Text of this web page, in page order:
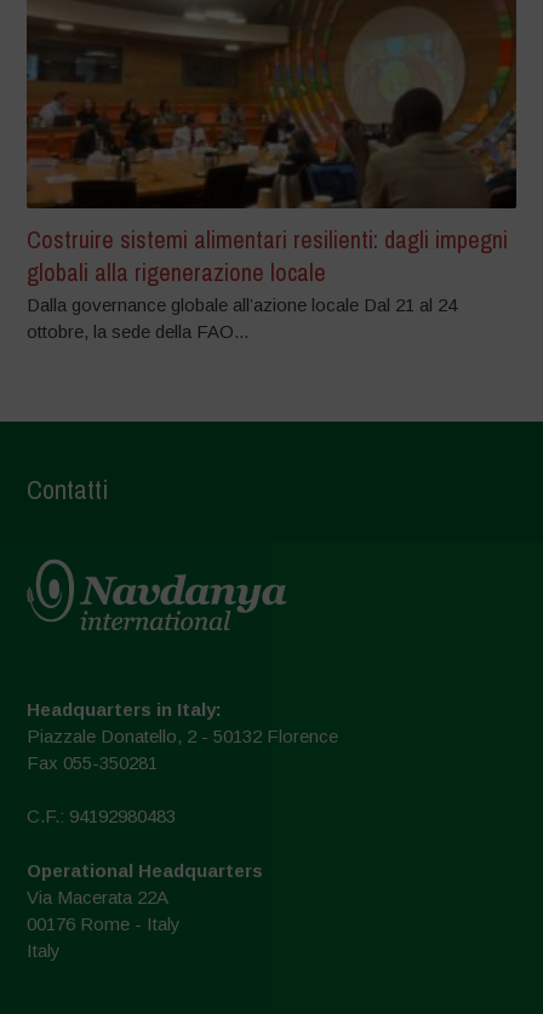
Costruire sistemi alimentari resilienti: dagli impegni
globali alla rigenerazione locale
Dalla governance globale all’azione locale Dal 21 al 24
ottobre, la sede della FAO...
Contatti
Headquarters in Italy:
Piazzale Donatello, 2 - 50132 Florence
Fax 055-350281
C.F.: 94192980483
Operational Headquarters
Via Macerata 22A
00176 Rome - Italy
Italy